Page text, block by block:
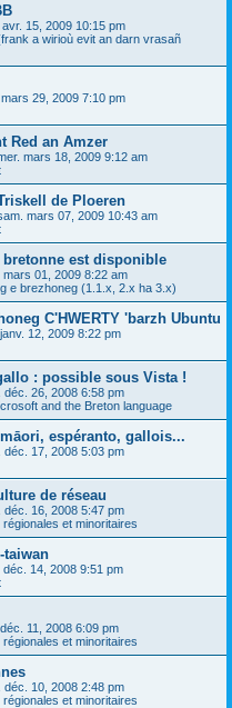
avr. 15, 2009 10:15 pm
a wirioù evit an darn vrasañ
29, 2009 7:10 pm
Red an Amzer
mars 18, 2009 9:12 am
de Ploeren
mars 07, 2009 10:43 am
est disponible
mars 01, 2009 8:22 am
e brezhoneg (1.1.x, 2.x ha 3.x)
C'HWERTY 'barzh Ubuntu
12, 2009 8:22 pm
: possible sous Vista !
déc. 26, 2008 6:58 pm
and the Breton language
espéranto, gallois...
déc. 17, 2008 5:03 pm
de réseau
déc. 16, 2008 5:47 pm
et minoritaires
taiwan
déc. 14, 2008 9:51 pm
11, 2008 6:09 pm
et minoritaires
déc. 10, 2008 2:48 pm
et minoritaires